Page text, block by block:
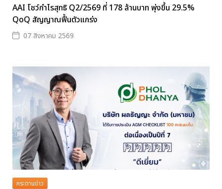
AAI โชว์กำไรสุทธิ Q2/2569 ที่ 178 ล้านบาท พุ่งขึ้น 29.5%
QoQ สัญญาณฟื้นตัวแกร่ง
07 สิงหาคม 2569
กระดานข่าว